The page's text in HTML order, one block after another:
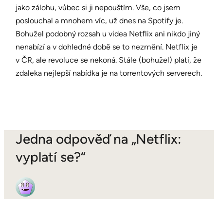
jako zálohu, vůbec si ji nepouštím. Vše, co jsem
poslouchal a mnohem víc, už dnes na Spotify je.
Bohužel podobný rozsah u videa Netflix ani nikdo jiný
nenabízí a v dohledné době se to nezmění. Netflix je
v ČR, ale revoluce se nekoná. Stále (bohužel) platí, že
zdaleka nejlepší nabídka je na torrentových serverech.
Jedna odpověď na „Netflix:
vyplatí se?“